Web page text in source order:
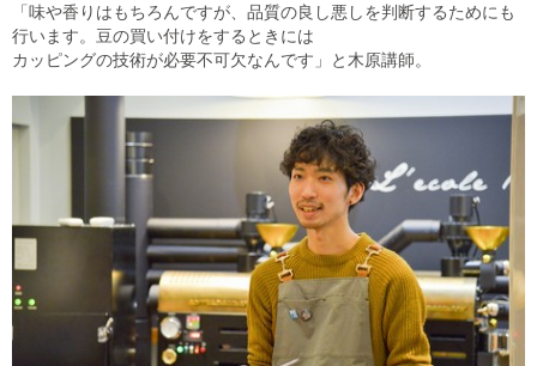
「味や香りはもちろんですが、品質の良し悪しを判断するためにも
行います。豆の買い付けをするときには
カッピングの技術が必要不可欠なんです」と木原講師。